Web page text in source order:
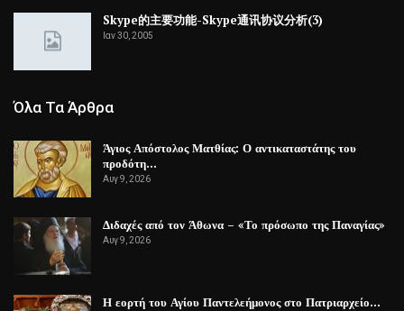
Skype的主要功能-Skype通讯协议分析(3)
Ιαν 30, 2005
Όλα Τα Άρθρα
Άγιος Απόστολος Ματθίας: Ο αντικαταστάτης του
προδότη…
Αυγ 9, 2026
Διδαχές από τον Άθωνα – «Το πρόσωπο της Παναγίας»
Αυγ 9, 2026
Η εορτή του Αγίου Παντελεήμονος στο Πατριαρχείο…